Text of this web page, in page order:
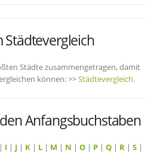
Städte zusammengetragen, damit
können: >>Städtevergleich.
Anfangsbuchstaben
| I | J | K | L | M | N | O | P | Q | R | S |